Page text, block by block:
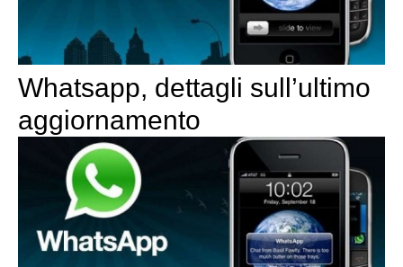
Whatsapp, dettagli sull’ultimo
aggiornamento